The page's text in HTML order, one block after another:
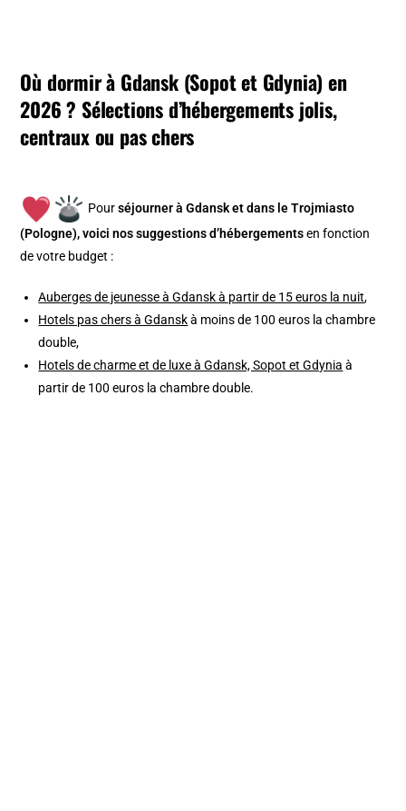
Où dormir à Gdansk (Sopot et Gdynia) en
2026 ? Sélections d’hébergements jolis,
centraux ou pas chers
Pourséjourner à Gdansk et dans le Trojmiasto
(Pologne), voici nos suggestions d’hébergementsen fonction
de votre budget :
Auberges de jeunesse à Gdansk à partir de 15 euros la nuit,
Hotels pas chers à Gdanskà moins de 100 euros la chambre
double,
Hotels de charme et de luxe à Gdansk, Sopot et Gdynia à
partir de 100 euros la chambre double.